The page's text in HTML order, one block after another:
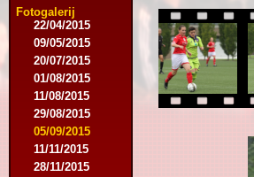
Fotogalerij
18/04/2015
22/04/2015
09/05/2015
20/07/2015
01/08/2015
11/08/2015
29/08/2015
05/09/2015
11/11/2015
28/11/2015